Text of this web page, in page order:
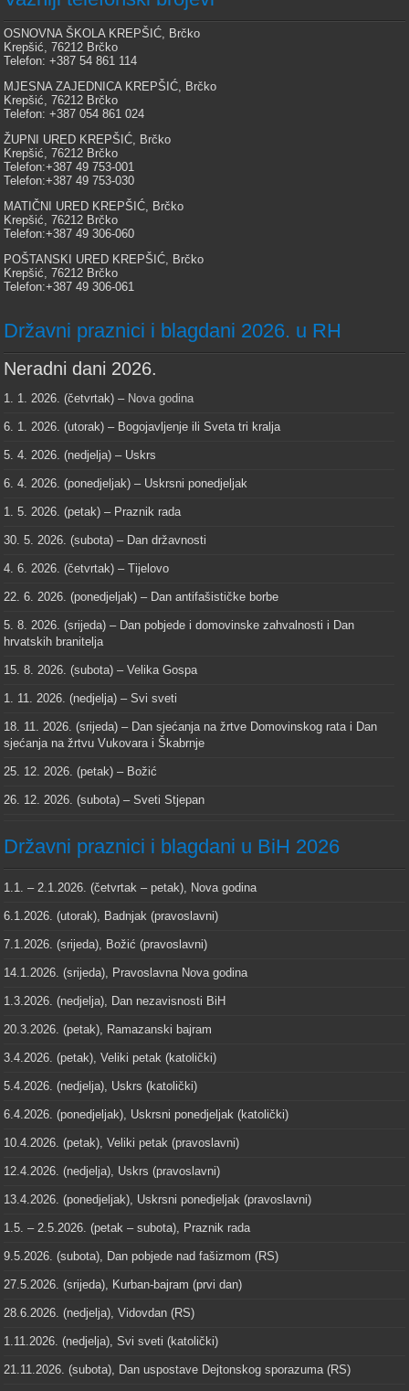
OSNOVNA ŠKOLA KREPŠIĆ, Brčko
Krepšić, 76212 Brčko
Telefon: +387 54 861 114
MJESNA ZAJEDNICA KREPŠIĆ, Brčko
Krepšić, 76212 Brčko
Telefon: +387 054 861 024
ŽUPNI URED KREPŠIĆ, Brčko
Krepšić, 76212 Brčko
Telefon:+387 49 753-001
Telefon:+387 49 753-030
MATIČNI URED KREPŠIĆ, Brčko
Krepšić, 76212 Brčko
Telefon:+387 49 306-060
POŠTANSKI URED KREPŠIĆ, Brčko
Krepšić, 76212 Brčko
Telefon:+387 49 306-061
Državni praznici i blagdani 2026. u RH
Neradni dani 2026.
1. 1. 2026. (četvrtak) – Nova godina
6. 1. 2026. (utorak) – Bogojavljenje ili Sveta tri kralja
5. 4. 2026. (nedjelja) – Uskrs
6. 4. 2026. (ponedjeljak) – Uskrsni ponedjeljak
1. 5. 2026. (petak) – Praznik rada
30. 5. 2026. (subota) – Dan državnosti
4. 6. 2026. (četvrtak) – Tijelovo
22. 6. 2026. (ponedjeljak) – Dan antifašističke borbe
5. 8. 2026. (srijeda) – Dan pobjede i domovinske zahvalnosti i Dan
hrvatskih branitelja
15. 8. 2026. (subota) – Velika Gospa
1. 11. 2026. (nedjelja) – Svi sveti
18. 11. 2026. (srijeda) – Dan sjećanja na žrtve Domovinskog rata i Dan
sjećanja na žrtvu Vukovara i Škabrnje
25. 12. 2026. (petak) – Božić
26. 12. 2026. (subota) – Sveti Stjepan
Državni praznici i blagdani u BiH 2026
1.1. – 2.1.2026. (četvrtak – petak), Nova godina
6.1.2026. (utorak), Badnjak (pravoslavni)
7.1.2026. (srijeda), Božić (pravoslavni)
14.1.2026. (srijeda), Pravoslavna Nova godina
1.3.2026. (nedjelja), Dan nezavisnosti BiH
20.3.2026. (petak), Ramazanski bajram
3.4.2026. (petak), Veliki petak (katolički)
5.4.2026. (nedjelja), Uskrs (katolički)
6.4.2026. (ponedjeljak), Uskrsni ponedjeljak (katolički)
10.4.2026. (petak), Veliki petak (pravoslavni)
12.4.2026. (nedjelja), Uskrs (pravoslavni)
13.4.2026. (ponedjeljak), Uskrsni ponedjeljak (pravoslavni)
1.5. – 2.5.2026. (petak – subota), Praznik rada
9.5.2026. (subota), Dan pobjede nad fašizmom (RS)
27.5.2026. (srijeda), Kurban-bajram (prvi dan)
28.6.2026. (nedjelja), Vidovdan (RS)
1.11.2026. (nedjelja), Svi sveti (katolički)
21.11.2026. (subota), Dan uspostave Dejtonskog sporazuma (RS)